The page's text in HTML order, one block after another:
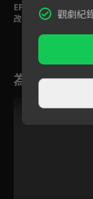
EP07預告｜順忠不環島
改行當導遊？！學練
為您推薦
觀劇紀